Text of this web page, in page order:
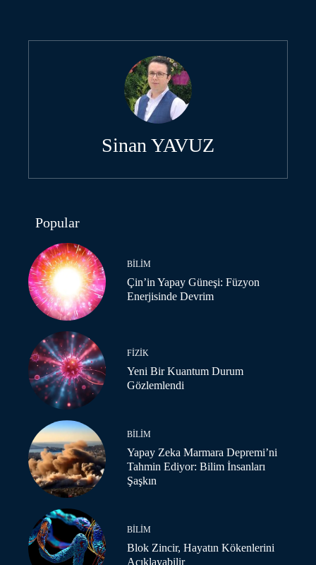
Sinan YAVUZ
Popular
BILIM
Çin’in Yapay Güneşi: Füzyon
Enerjisinde Devrim
FIZIK
Yeni Bir Kuantum Durum
Gözlemlendi
BILIM
Yapay Zeka Marmara Depremi’ni
Tahmin Ediyor: Bilim İnsanları
Şaşkın
BILIM
Blok Zincir, Hayatın Kökenlerini
Açıklayabilir